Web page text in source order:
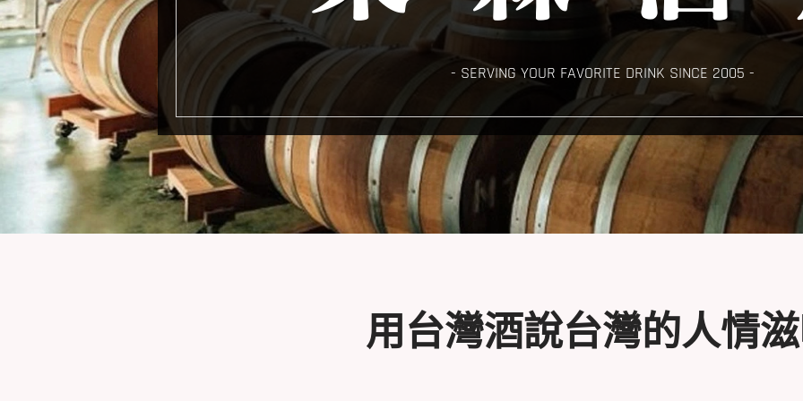
- SERVING YOUR FAVORITE DRINK SINCE 2005 -
用台灣酒說台灣的人情滋